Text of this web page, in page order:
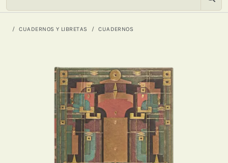
CUADERNOS Y LIBRETAS CUADERNOS